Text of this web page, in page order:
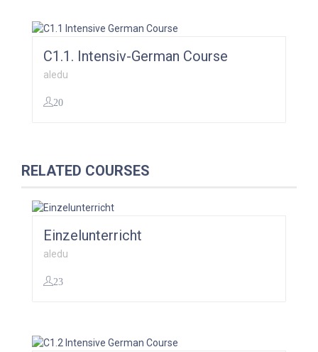
C1.1. Intensiv-German Course
aledu
20
RELATED COURSES
Einzelunterricht
aledu
23